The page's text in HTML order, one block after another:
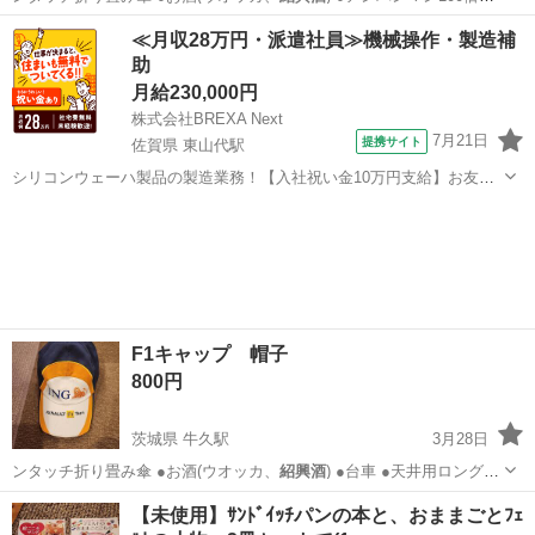
院(おも…
茨城 牛久市 牛久駅 その他 おひつ
≪月収28万円・派遣社員≫機械操作・製造補
助
月給230,000円
株式会社BREXA Next
佐賀県 東山代駅
提携サイト 7月21日
シリコンウェーハ製品の製造業務！【入社祝い金10万円支給】お友達
F1キャップ 帽子
800円
茨城県 牛久駅
3月28日
ンタッチ折り畳み傘 ●お酒(ウオッカ、 紹興酒) ●台車 ●天井用ロングほ
うき ●芝…
茨城 牛久市 牛久駅 その他 紹興酒
【未使用】ｻﾝﾄﾞｲｯﾁパンの本と、おままごとﾌｪ